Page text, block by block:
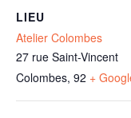
LIEU
Atelier Colombes
27 rue Saint-Vincent
Colombes, 92 +